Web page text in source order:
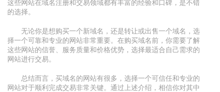
这些网站在域名注册和交易领域都有丰富的经验和口碑，是不错
的选择。
无论你是想购买一个新域名，还是转让或出售一个域名，选
择一个可靠和专业的网站非常重要。在购买域名前，你需要了解
这些网站的信誉、服务质量和价格优势，选择最适合自己需求的
网站进行交易。
总结而言，买域名的网站有很多，选择一个可信任和专业的
网站对于顺利完成交易非常关键。通过上述介绍，相信你对其中